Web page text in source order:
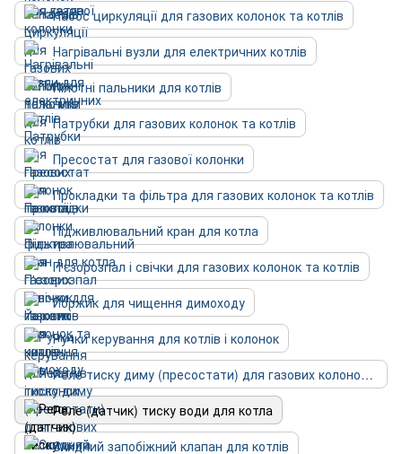
Насос циркуляції для газових колонок та котлів
Нагрівальні вузли для електричних котлів
Пілотні пальники для котлів
Патрубки для газових колонок та котлів
Пресостат для газової колонки
Прокладки та фільтра для газових колонок та котлів
Підживлювальний кран для котла
П'єзорозпал і свічки для газових колонок та котлів
Йоржик для чищення димоходу
Ручки керування для котлів і колонок
Реле тиску диму (пресостати) для газових колонок та котлів
Реле (датчик) тиску води для котла
Скидний запобіжний клапан для котлів